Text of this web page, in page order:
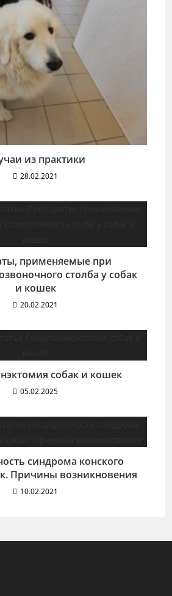
из практики
28.02.2021
применяемые при
столба у собак
и кошек
20.02.2021
собак и кошек
05.02.2025
синдрома конского
Причины возникновения
10.02.2021